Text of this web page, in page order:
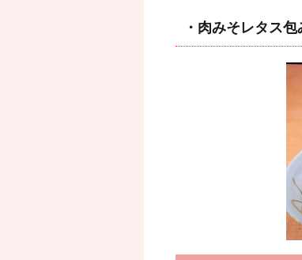
・肉みそレタ